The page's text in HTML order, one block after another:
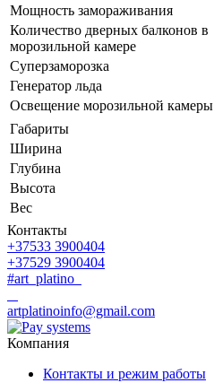
Мощность замораживания
Количество дверных балконов в
морозильной камере
Суперзаморозка
Генератор льда
Освещение морозильной камеры
Габариты
Ширина
Глубина
Высота
Вес
Контакты
+37533 3900404
+37529 3900404
#art_platino
artplatinoinfo@gmail.com
Компания
Контакты и режим работы